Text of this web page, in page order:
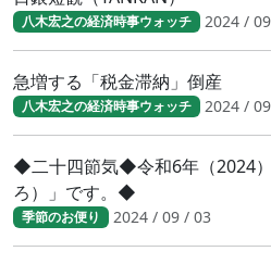
八木宏之の経済時事ウォッチ 2024 /
急増する「税金滞納」倒産
八木宏之の経済時事ウォッチ 2024 /
◆二十四節気◆令和6年（2024）
ろ）」です。◆
季節のお便り 2024 / 09 / 03